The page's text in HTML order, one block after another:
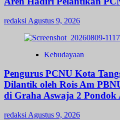
redaksi Agustus 9, 2026
Kebudayaan
Pengurus PCNU Kota
Dilantik oleh Rois Am
di Graha Aswaja 2 Pondok
redaksi Agustus 9, 2026